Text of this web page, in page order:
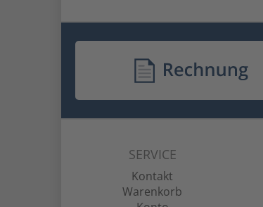
SERVICE
Kontakt
Warenkorb